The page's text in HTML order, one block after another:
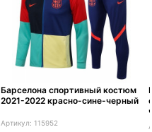
Барселона спортивный костюм
2021-2022 красно-сине-черный
115952